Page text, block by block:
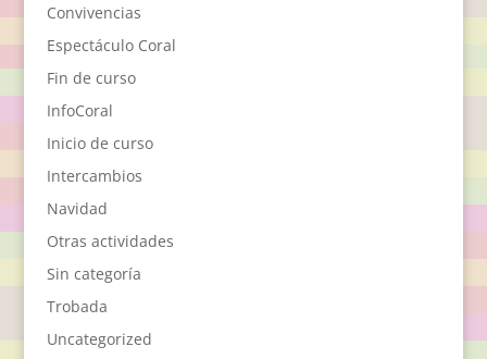
Convivencias
Espectáculo Coral
Fin de curso
InfoCoral
Inicio de curso
Intercambios
Navidad
Otras actividades
Sin categoría
Trobada
Uncategorized